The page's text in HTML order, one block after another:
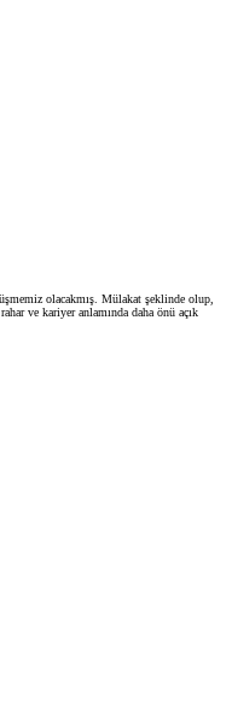
olacakmış. Mülakat şeklinde olup,
ve kariyer anlamında daha önü açık